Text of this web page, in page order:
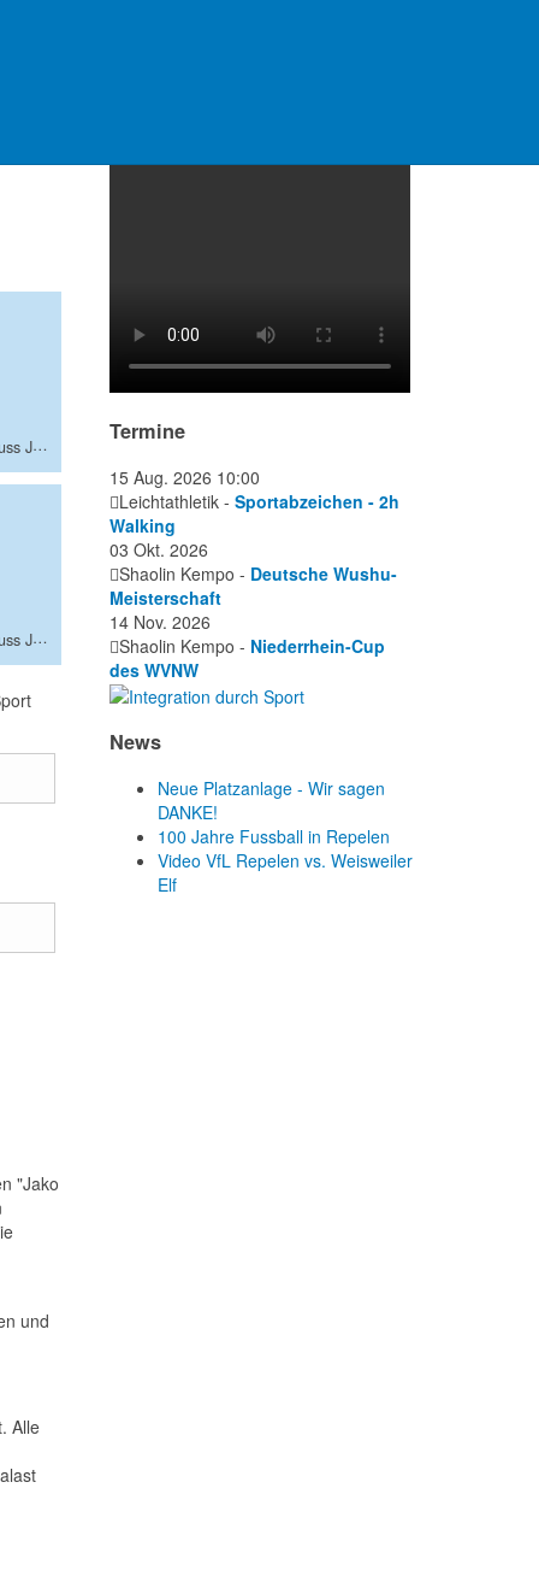
Diese E-Mail-Adresse ist vor Spambots geschützt! Zur Anzeige muss JavaScript eingeschaltet sein.
Diese E-Mail-Adresse ist vor Spambots geschützt! Zur Anzeige muss JavaScript eingeschaltet sein.
"Jako
und
Alle
Termine
15 Aug. 2026 10:00
Leichtathletik - Sportabzeichen - 2h
Walking
03 Okt. 2026
Shaolin Kempo - Deutsche Wushu-
Meisterschaft
14 Nov. 2026
Shaolin Kempo - Niederrhein-Cup
des WVNW
News
Neue Platzanlage - Wir sagen
DANKE!
100 Jahre Fussball in Repelen
Video VfL Repelen vs. Weisweiler
Elf